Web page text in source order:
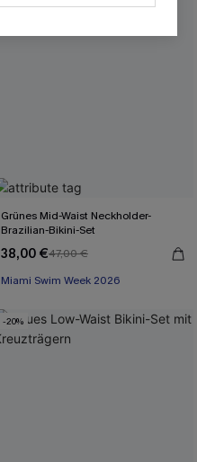
Grünes Mid-Waist Neckholder-
Brazilian-Bikini-Set
38,00 €47,00 €
Miami Swim Week 2026
-20%